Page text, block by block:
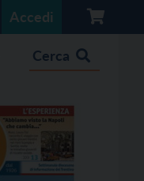
Accedi
Cerca